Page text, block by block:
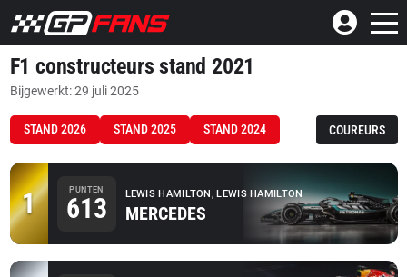
F1 constructeurs stand 2021
Bijgewerkt: 29 juli 2025
STAND 2026 STAND 2025 STAND 2024 COUREURS
1 PUNTEN
613 LEWIS HAMILTON, LEWIS HAMILTON
MERCEDES